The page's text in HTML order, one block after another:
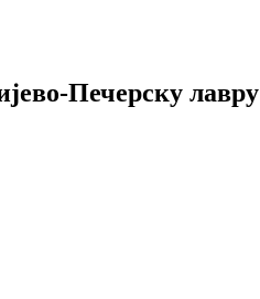
Печерску лавру